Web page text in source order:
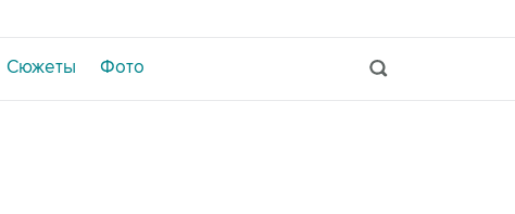
Сюжеты Фото